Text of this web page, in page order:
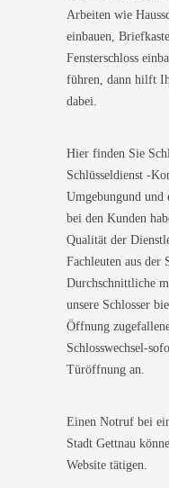
Arbeiten wie
einbauen,
Fensterschloss
führen, dann hilft
dabei.
Hier finden Sie
Schlüsseldienst -
Umgebungund und
bei den Kunden
Qualität der
Fachleuten aus der
Durchschnittliche
unsere Schlosser
Öffnung
Schlosswechsel-
Türöffnung an.
Einen Notruf bei
Stadt Gettnau
Website tätigen.